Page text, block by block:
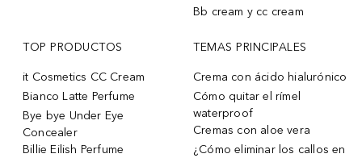
Bb cream y cc cream
TOP PRODUCTOS
it Cosmetics CC Cream
Bianco Latte Perfume
Bye bye Under Eye
Concealer
Billie Eilish Perfume
TEMAS PRINCIPALES
Crema con ácido hialurónico
Cómo quitar el rímel
waterproof
Cremas con aloe vera
¿Cómo eliminar los callos en